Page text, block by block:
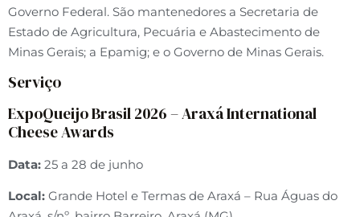
Governo Federal. São mantenedores a Secretaria de
Estado de Agricultura, Pecuária e Abastecimento de
Minas Gerais; a Epamig; e o Governo de Minas Gerais.
Serviço
ExpoQueijo Brasil 2026 – Araxá International
Cheese Awards
Data: 25 a 28 de junho
Local: Grande Hotel e Termas de Araxá – Rua Águas do